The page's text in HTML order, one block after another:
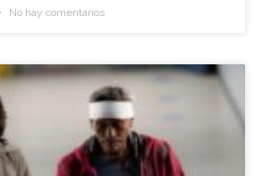
No hay comentarios